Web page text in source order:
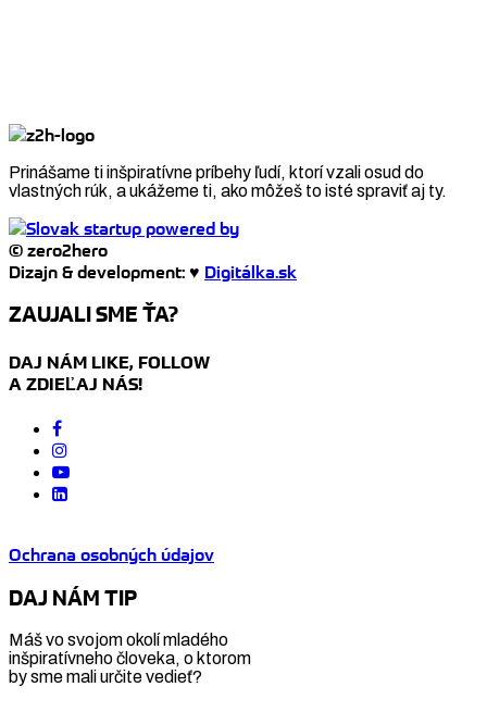
Prinášame ti inšpiratívne príbehy ľudí, ktorí vzali osud do
vlastných rúk, a ukážeme ti, ako môžeš to isté spraviť aj ty.
© zero2hero
Dizajn & development: ♥ Digitálka.sk
ZAUJALI SME ŤA?
DAJ NÁM LIKE, FOLLOW
A ZDIEĽAJ NÁS!
Ochrana osobných údajov
DAJ NÁM TIP
Máš vo svojom okolí mladého
inšpiratívneho človeka, o ktorom
by sme mali určite vedieť?